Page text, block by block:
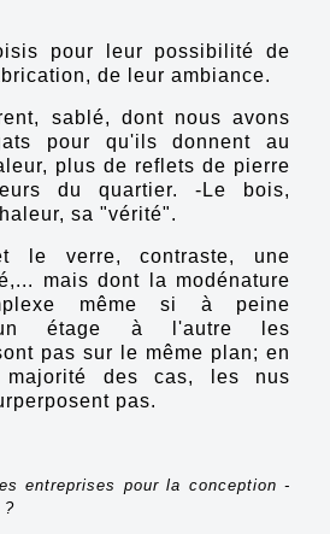
pour leur possibilité de
de leur ambiance.
sablé, dont nous avons
pour qu'ils donnent au
plus de reflets de pierre
du quartier. -Le bois,
sa "vérité".
le verre, contraste, une
mais dont la modénature
même si à peine
étage à l'autre les
pas sur le même plan; en
des cas, les nus
pas.
entreprises pour la conception -
?